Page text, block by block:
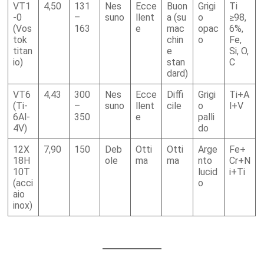
VT1
-0
(Vos
tok
titan
io)
4,50
131
–
163
Nes
suno
Ecce
llent
e
Buon
a (su
mac
chin
e
stan
dard)
Grigi
o
opac
o
Ti
≥98,
6%,
Fe,
Si, O,
C
VT6
(Ti-
6Al-
4V)
4,43
300
–
350
Nes
suno
Ecce
llent
e
Diffi
cile
Grigi
o
palli
do
Ti+A
l+V
12X
18H
10T
(acci
aio
inox)
7,90 150
Deb
ole
Otti
ma
Otti
ma
Arge
nto
lucid
o
Fe+
Cr+N
i+Ti